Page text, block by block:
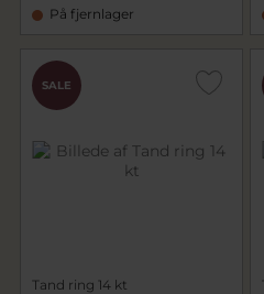
På fjernlager
SALE
Tand ring 14 kt